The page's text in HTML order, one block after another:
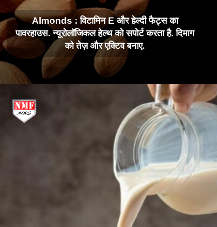
Almonds : विटामिन E और हेल्दी फैट्स का
पावरहाउस. न्यूरोलॉजिकल हेल्थ को सपोर्ट करता है. दिमाग
को तेज़ और एक्टिव बनाए.